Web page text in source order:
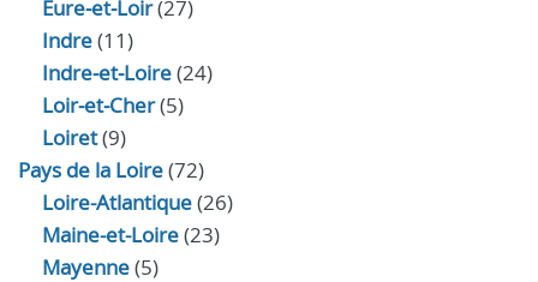
Eure‑et‑Loir(27)
Indre(11)
Indre‑et‑Loire(24)
Loir‑et‑Cher(5)
Loiret(9)
Pays de la Loire(72)
Loire-Atlantique(26)
Maine-et-Loire(23)
Mayenne(5)